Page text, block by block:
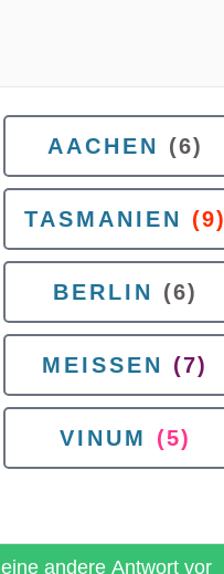
AACHEN (6)
TASMANIEN (9)
BERLIN (6)
MEISSEN (7)
VINUM (5)
andere Antwort vor